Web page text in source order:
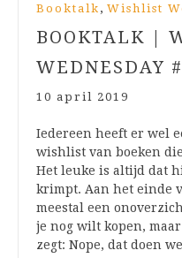
Booktalk , Wishlist
BOOKTALK |
WEDNESDAY
10 april 2019
Iedereen heeft er wel
wishlist van boeken
Het leuke is altijd dat
krimpt. Aan het einde
meestal een
je nog wilt kopen,
zegt: Nope, dat doen